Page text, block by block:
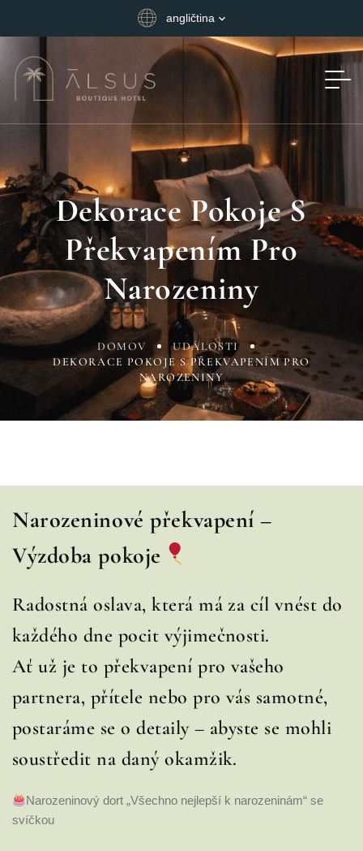
angličtina
Dekorace Pokoje S
Překvapením Pro
Narozeniny
DOMOV
UDÁLOSTI
DEKORACE POKOJE S PŘEKVAPENÍM PRO
NAROZENINY
Narozeninové překvapení –
Výzdoba pokoje
Radostná oslava, která má za cíl vnést do
každého dne pocit výjimečnosti.
Ať už je to překvapení pro vašeho
partnera, přítele nebo pro vás samotné,
postaráme se o detaily – abyste se mohli
soustředit na daný okamžik.
Narozeninový dort „Všechno nejlepší k narozeninám“ se
svíčkou